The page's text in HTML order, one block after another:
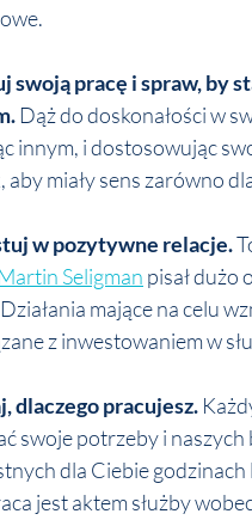
swoją pracę i spraw, by
Dąż do doskonałości w
innym, i dostosowując
aby miały sens zarówno
w pozytywne relacje.
Seligman pisał dużo
mające na celu
z inwestowaniem w
dlaczego pracujesz.
swoje potrzeby i
dla Ciebie godzinach
jest aktem służby